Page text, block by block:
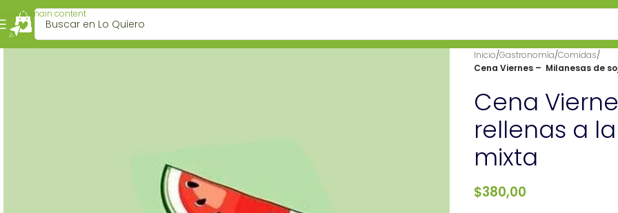
Skip to main content
Inicio/Gastronomía/Comidas/
Cena Viernes – Milanesas de
Cena
rellenas a
mixta
$380,00